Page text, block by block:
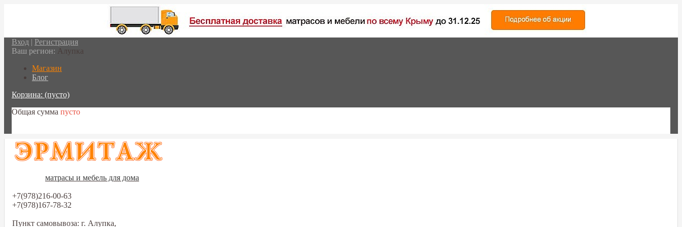
Вход | Регистрация
Ваш регион: Алупка
Магазин
Блог
Корзина: (пусто)
Общая сумма пусто
матрасы и мебель для дома
+7(978)216-00-63
+7(978)167-78-32
Пункт самовывоза: г. Алупка,